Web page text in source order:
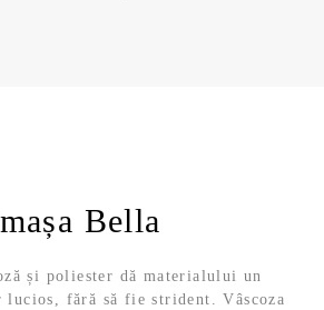
Bella
și poliester dă materialului un
lucios, fără să fie strident. Vâscoza